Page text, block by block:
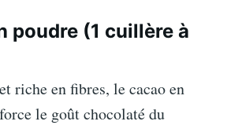
poudre (1 cuillère à
riche en fibres, le cacao en
le goût chocolaté du